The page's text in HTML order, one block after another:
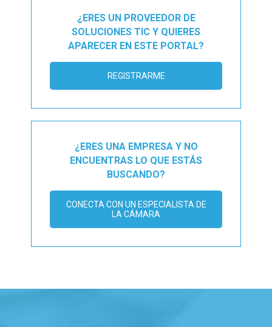
¿ERES UN PROVEEDOR DE
SOLUCIONES TIC Y QUIERES
APARECER EN ESTE PORTAL?
REGISTRARME
¿ERES UNA EMPRESA Y NO
ENCUENTRAS LO QUE ESTÁS
BUSCANDO?
CONECTA CON UN ESPECIALISTA DE
LA CÁMARA